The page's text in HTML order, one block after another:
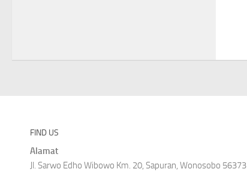
FIND US
Alamat
Jl. Sarwo Edho Wibowo Km. 20, Sapuran, Wonosobo 56373